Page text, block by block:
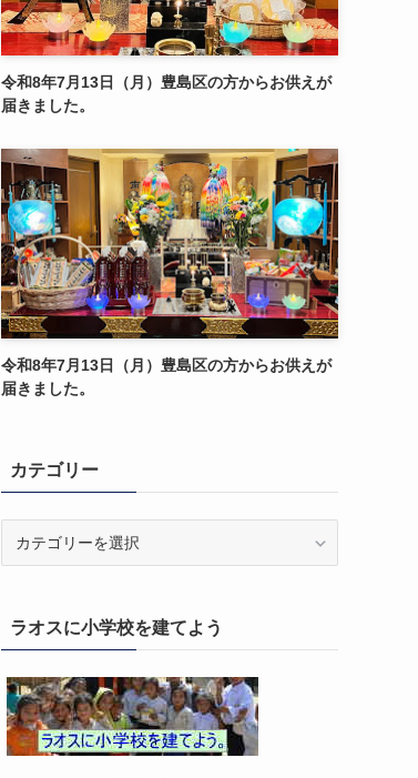
令和8年7月13日（月）豊島区の方からお供えが
届きました。
令和8年7月13日（月）豊島区の方からお供えが
届きました。
カテゴリー
ーラオスに小学校を建てよう